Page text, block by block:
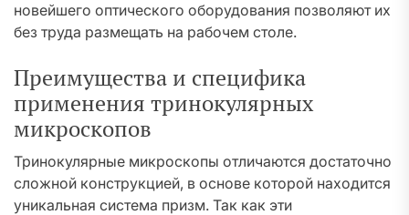
новейшего оптического оборудования позволяют их
без труда размещать на рабочем столе.
Преимущества и специфика
применения тринокулярных
микроскопов
Тринокулярные микроскопы отличаются достаточно
сложной конструкцией, в основе которой находится
уникальная система призм. Так как эти